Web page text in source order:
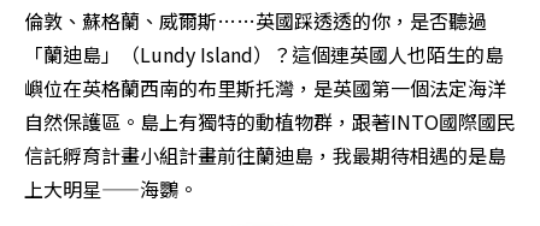
倫敦、蘇格蘭、威爾斯……英國踩透透的你，是否聽過
「蘭迪島」（Lundy Island）？這個連英國人也陌生的島
嶼位在英格蘭西南的布里斯托灣，是英國第一個法定海洋
自然保護區。島上有獨特的動植物群，跟著INTO國際國民
信託孵育計畫小組計畫前往蘭迪島，我最期待相遇的是島
上大明星——海鸚。